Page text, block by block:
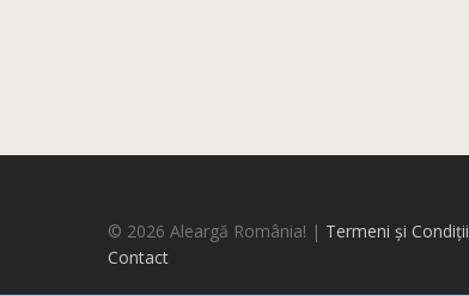
© 2026 Aleargă România! | Termeni și Condiții
Contact